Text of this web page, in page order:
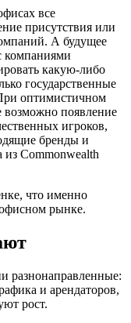
все
присутствия или
А будущее
компаниями
какую-либо
государственные
оптимистичном
возможно появление
игроков,
бренды и
Commonwealth
что именно
офисном рынке.
разнонаправленные:
и арендаторов,
рост.